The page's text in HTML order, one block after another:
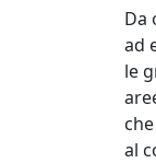
Da
ad
le
al